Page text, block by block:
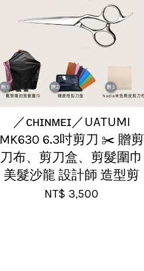
／ᴄʜɪɴᴍᴇɪ／UATUMI
MK630 6.3吋剪刀 ✂️ 贈剪
刀布、剪刀盒、剪髮圍巾
美髮沙龍 設計師 造型剪
NT$ 3,500